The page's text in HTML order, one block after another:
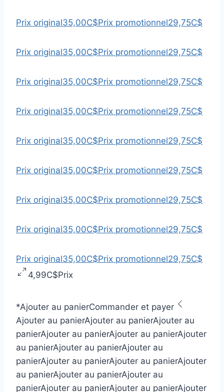
Prix original35,00C$Prix promotionnel29,75C$
Prix original35,00C$Prix promotionnel29,75C$
Prix original35,00C$Prix promotionnel29,75C$
Prix original35,00C$Prix promotionnel29,75C$
Prix original35,00C$Prix promotionnel29,75C$
Prix original35,00C$Prix promotionnel29,75C$
Prix original35,00C$Prix promotionnel29,75C$
Prix original35,00C$Prix promotionnel29,75C$
Prix original35,00C$Prix promotionnel29,75C$
4,99C$Prix
*Ajouter au panierCommander et payer
Ajouter au panierAjouter au panierAjouter au
panierAjouter au panierAjouter au panierAjouter
au panierAjouter au panierAjouter au
panierAjouter au panierAjouter au panierAjouter
au panierAjouter au panierAjouter au
panierAjouter au panierAjouter au panierAjouter